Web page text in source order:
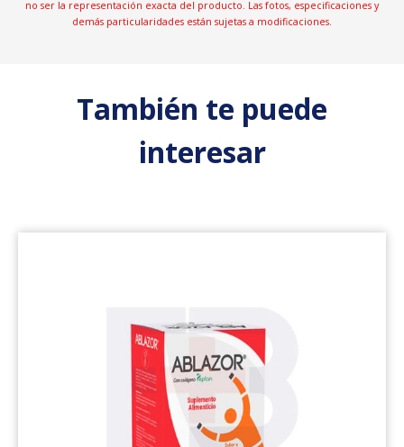
no ser la representación exacta del producto. Las fotos, especificaciones y
demás particularidades están sujetas a modificaciones.
También te puede
interesar